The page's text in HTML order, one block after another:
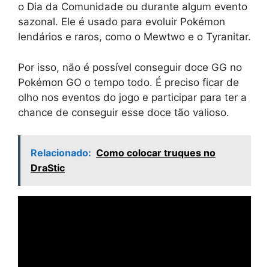
o Dia da Comunidade ou durante algum evento
sazonal. Ele é usado para evoluir Pokémon
lendários e raros, como o Mewtwo e o Tyranitar.
Por isso, não é possível conseguir doce GG no
Pokémon GO o tempo todo. É preciso ficar de
olho nos eventos do jogo e participar para ter a
chance de conseguir esse doce tão valioso.
Relacionado: Como colocar truques no
DraStic